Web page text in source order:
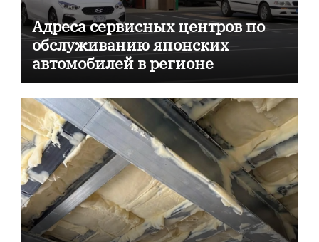
Адреса сервисных центров по
обслуживанию японских
автомобилей в регионе